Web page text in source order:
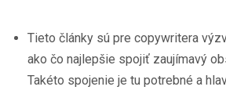
Tieto články sú pre copywritera
ako čo najlepšie spojiť zaujímavý
Takéto spojenie je tu potrebné a